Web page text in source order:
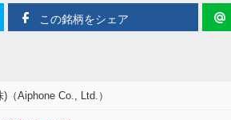
この銘柄をシェア
（Aiphone Co., Ltd.）